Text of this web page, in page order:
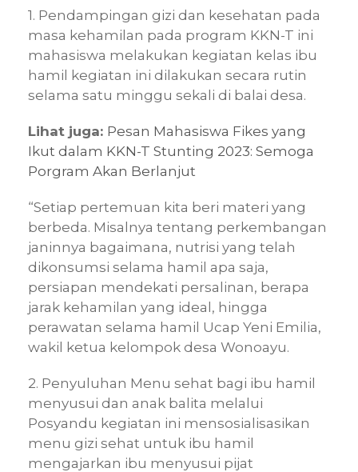
1. Pendampingan gizi dan kesehatan pada
masa kehamilan pada program KKN-T ini
mahasiswa melakukan kegiatan kelas ibu
hamil kegiatan ini dilakukan secara rutin
selama satu minggu sekali di balai desa.
Lihat juga: Pesan Mahasiswa Fikes yang
Ikut dalam KKN-T Stunting 2023: Semoga
Porgram Akan Berlanjut
“Setiap pertemuan kita beri materi yang
berbeda. Misalnya tentang perkembangan
janinnya bagaimana, nutrisi yang telah
dikonsumsi selama hamil apa saja,
persiapan mendekati persalinan, berapa
jarak kehamilan yang ideal, hingga
perawatan selama hamil Ucap Yeni Emilia,
wakil ketua kelompok desa Wonoayu.
2. Penyuluhan Menu sehat bagi ibu hamil
menyusui dan anak balita melalui
Posyandu kegiatan ini mensosialisasikan
menu gizi sehat untuk ibu hamil
mengajarkan ibu menyusui pijat